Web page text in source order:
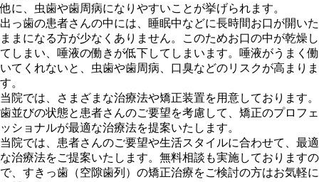
他に、 虫歯や歯周病になりやすいことが挙げられます。
出っ歯の患者さんの中には、睡眠中などに長時間お口が開いた
ままになる方が少なくありません。このためお口の中が乾燥 し
てしまい、 唾液の働きが低下してしまいます。唾液がうまく働
いてくれないと、虫歯や歯周病、口臭などのリスクが高まりま
す。
当院では、
さまざまな治療法や矯正装置を用意しております。
歯並びの状態と患者さんのご要望を考慮して、矯正のプロフェ
ッショナルが最適な治療法を提案いたします。
当院では、患者さんのご要望や生活スタイルに合わせて、最適
な治療法をご提案いたします。無料相談も実施しておりますの
で、すきっ歯（空隙歯列）の矯正治療をご検討の方はお気軽に